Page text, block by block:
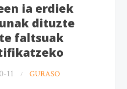
ia erdiek
dituzte
faltsuak
11 GURASO